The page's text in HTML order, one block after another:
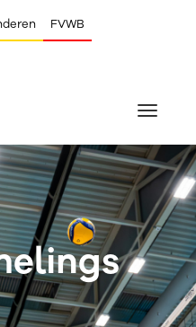
FVWB
Toggle